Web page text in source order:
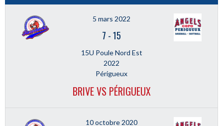
5 mars 2022
7 -15
15U Poule Nord Est
2022
Périgueux
BRIVE VS PÉRIGUEUX
10 octobre 2020